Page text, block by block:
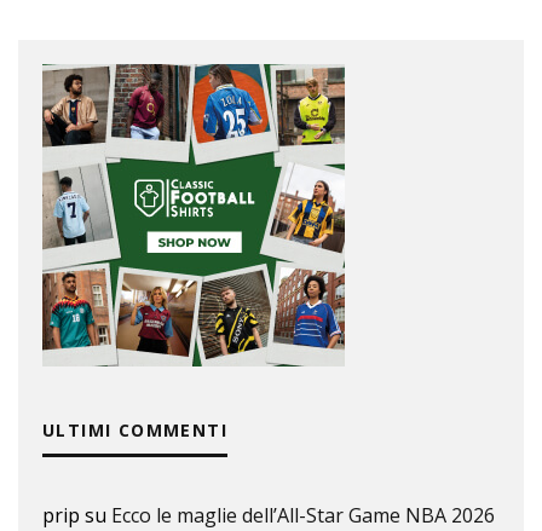
ULTIMI COMMENTI
prip su Ecco le maglie dell’All-Star Game NBA 2026